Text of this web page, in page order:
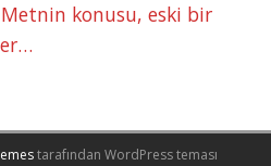
Metnin konusu, eski bir
tarafından WordPress teması